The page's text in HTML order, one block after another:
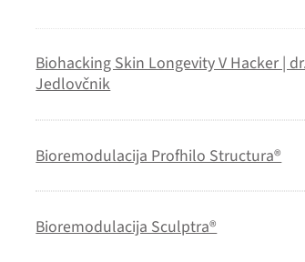
Biohacking Skin Longevity V Hacker |
Jedlovčnik
Bioremodulacija Profhilo Structura®
Bioremodulacija Sculptra®